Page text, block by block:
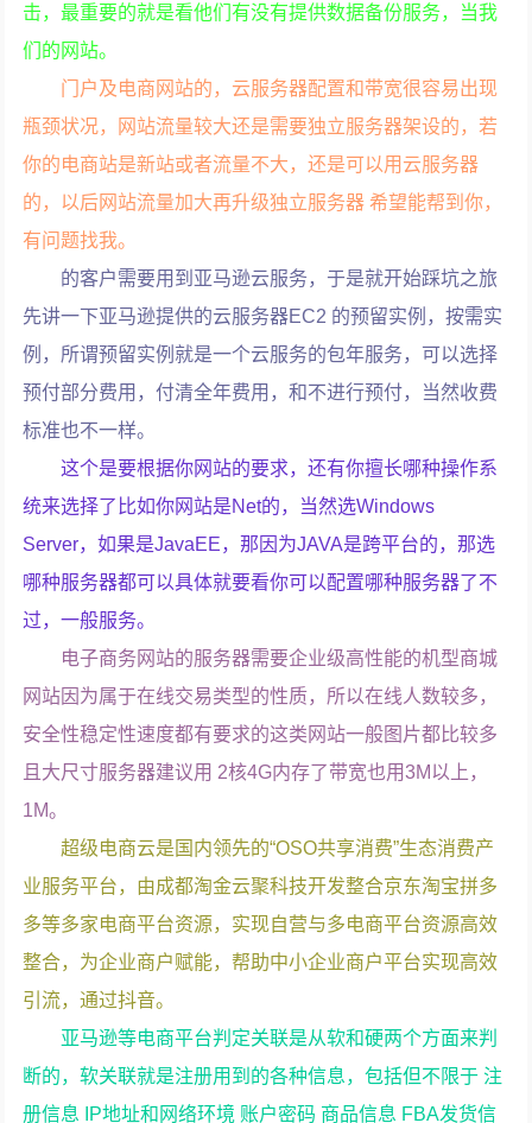
击，最重要的就是看他们有没有提供数据备份服务，当我
们的网站。
门户及电商网站的，云服务器配置和带宽很容易出现
瓶颈状况，网站流量较大还是需要独立服务器架设的，若
你的电商站是新站或者流量不大，还是可以用云服务器
的，以后网站流量加大再升级独立服务器 希望能帮到你，
有问题找我。
的客户需要用到亚马逊云服务，于是就开始踩坑之旅
先讲一下亚马逊提供的云服务器EC2 的预留实例，按需实
例，所谓预留实例就是一个云服务的包年服务，可以选择
预付部分费用，付清全年费用，和不进行预付，当然收费
标准也不一样。
这个是要根据你网站的要求，还有你擅长哪种操作系
统来选择了比如你网站是Net的，当然选Windows
Server，如果是JavaEE，那因为JAVA是跨平台的，那选
哪种服务器都可以具体就要看你可以配置哪种服务器了不
过，一般服务。
电子商务网站的服务器需要企业级高性能的机型商城
网站因为属于在线交易类型的性质，所以在线人数较多，
安全性稳定性速度都有要求的这类网站一般图片都比较多
且大尺寸服务器建议用 2核4G内存了带宽也用3M以上，
1M。
超级电商云是国内领先的“OSO共享消费”生态消费产
业服务平台，由成都淘金云聚科技开发整合京东淘宝拼多
多等多家电商平台资源，实现自营与多电商平台资源高效
整合，为企业商户赋能，帮助中小企业商户平台实现高效
引流，通过抖音。
亚马逊等电商平台判定关联是从软和硬两个方面来判
断的，软关联就是注册用到的各种信息，包括但不限于 注
册信息 IP地址和网络环境 账户密码 商品信息 FBA发货信